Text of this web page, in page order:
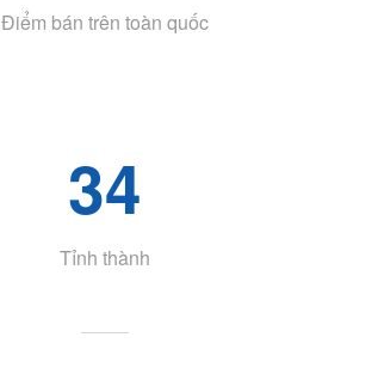
Điểm bán trên toàn quốc
34
Tỉnh thành